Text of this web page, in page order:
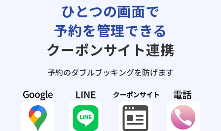
ひとつの画面で
予約を管理できる
クーポンサイト連携
予約のダブルブッキングを防げます